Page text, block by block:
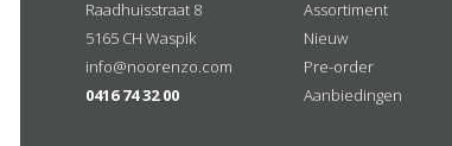
Raadhuisstraat 8
5165 CH Waspik
info@noorenzo.com
0416 74 32 00
Assortiment
Nieuw
Pre-order
Aanbiedingen